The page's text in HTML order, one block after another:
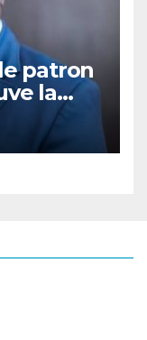
patron
la